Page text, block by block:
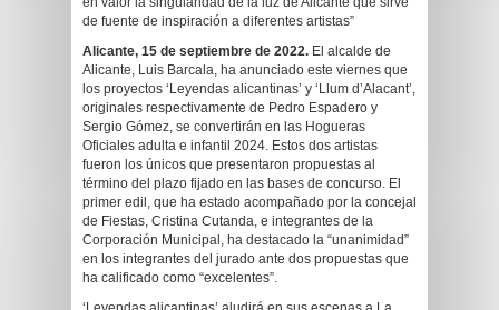
de fuente de inspiración a diferentes artistas”
Alicante, 15 de septiembre de 2022. El alcalde de
Alicante, Luis Barcala, ha anunciado este viernes que
los proyectos ‘Leyendas alicantinas’ y ‘Llum d’Alacant’,
originales respectivamente de Pedro Espadero y
Sergio Gómez, se convertirán en las Hogueras
Oficiales adulta e infantil 2024. Estos dos artistas
fueron los únicos que presentaron propuestas al
término del plazo fijado en las bases de concurso. El
primer edil, que ha estado acompañado por la concejal
de Fiestas, Cristina Cutanda, e integrantes de la
Corporación Municipal, ha destacado la “unanimidad”
en los integrantes del jurado ante dos propuestas que
ha calificado como “excelentes”.